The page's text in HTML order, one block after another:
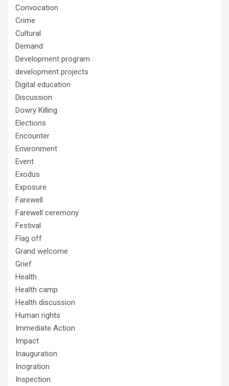
Convocation
Crime
Cultural
Demand
Development program
development projects
Digital education
Discussion
Dowry Killing
Elections
Encounter
Environment
Event
Exodus
Exposure
Farewell
Farewell ceremony
Festival
Flag off
Grand welcome
Grief
Health
Health camp
Health discussion
Human rights
Immediate Action
Impact
Inauguration
Inogration
Inspection